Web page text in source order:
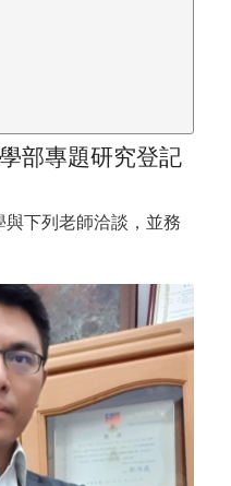
部專題研究登記
下列老師洽談，並務